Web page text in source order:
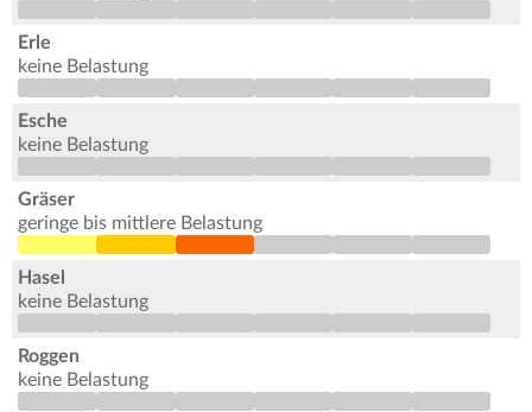
Erle
keine Belastung
Esche
keine Belastung
Gräser
geringe bis mittlere Belastung
Hasel
keine Belastung
Roggen
keine Belastung